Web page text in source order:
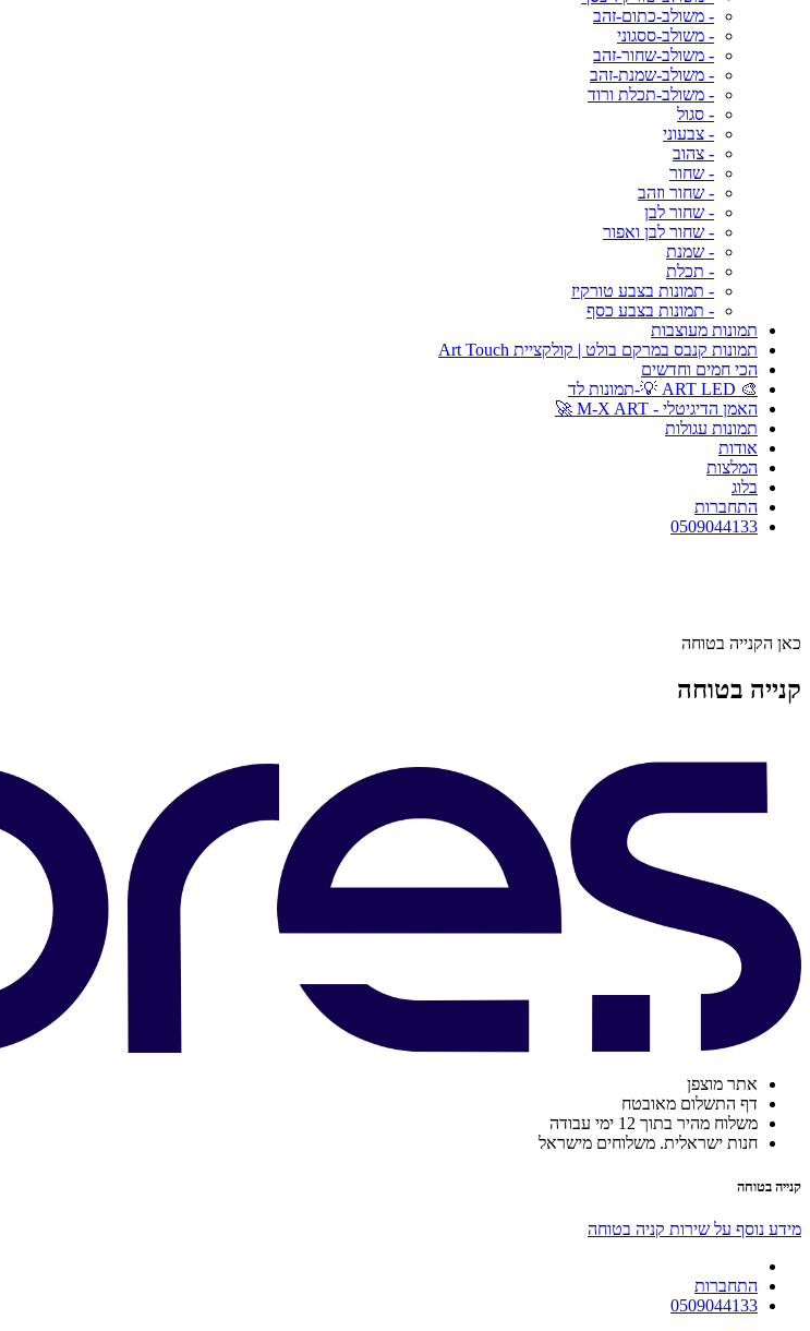
- משולב-כתום-זהב
- משולב-ססגוני
- משולב-שחור-זהב
- משולב-שמנת-זהב
- משולב-תכלת ורוד
- סגול
- צבעוני
- צהוב
- שחור
- שחור וזהב
- שחור לבן
- שחור לבן ואפור
- שמנת
- תכלת
- תמונות בצבע טורקיז
- תמונות בצבע כסף
תמונות מעוצבות
תמונות קנבס במרקם בולט | קולקציית Art Touch
הכי חמים וחדשים
🎨 ART LED 💡-תמונות לד
האמן הדיגיטלי - M-X ART 🚀
תמונות עגולות
אודות
המלצות
בלוג
התחברות
0509044133
כאן הקנייה בטוחה
קנייה בטוחה
אתר מוצפן
דף התשלום מאובטח
משלוח מהיר בתוך 12 ימי עבודה
חנות ישראלית. משלוחים מישראל
קנייה בטוחה
מידע נוסף על שירות קניה בטוחה
התחברות
0509044133